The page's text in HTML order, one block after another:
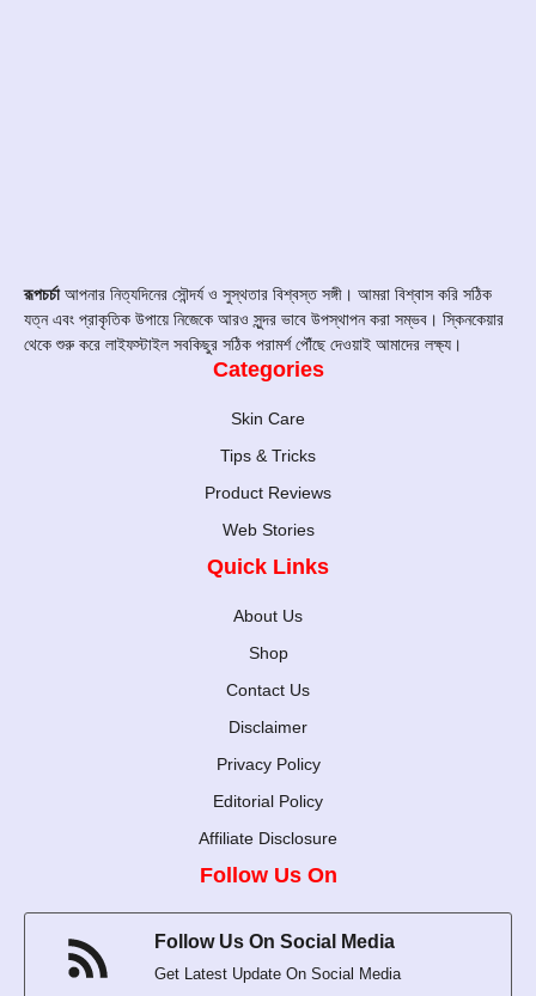
রূপচর্চাআপনার নিত্যদিনের সৌন্দর্য ও সুস্থতার বিশ্বস্ত সঙ্গী। আমরা বিশ্বাস করি সঠিক
যত্ন এবং প্রাকৃতিক উপায়ে নিজেকে আরও সুন্দর ভাবে উপস্থাপন করা সম্ভব। স্কিনকেয়ার
থেকে শুরু করে লাইফস্টাইল সবকিছুর সঠিক পরামর্শ পৌঁছে দেওয়াই আমাদের লক্ষ্য।
Categories
Skin Care
Tips & Tricks
Product Reviews
Web Stories
Quick Links
About Us
Shop
Contact Us
Disclaimer
Privacy Policy
Editorial Policy
Affiliate Disclosure
Follow Us On
Follow Us On Social Media
Get Latest Update On Social Media